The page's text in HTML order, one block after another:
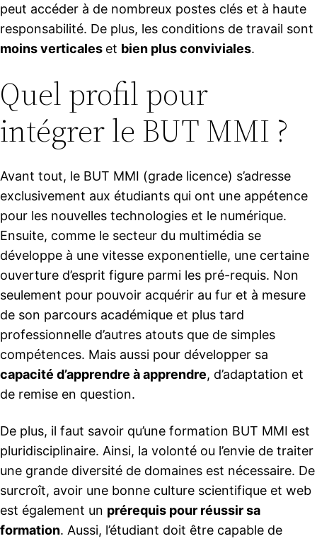
peut accéder à de nombreux postes clés et à haute
responsabilité. De plus, les conditions de travail sont
moins verticales et bien plus conviviales.
Quel profil pour
intégrer le BUT MMI ?
Avant tout, le BUT MMI (grade licence) s’adresse
exclusivement aux étudiants qui ont une appétence
pour les nouvelles technologies et le numérique.
Ensuite, comme le secteur du multimédia se
développe à une vitesse exponentielle, une certaine
ouverture d’esprit figure parmi les pré-requis. Non
seulement pour pouvoir acquérir au fur et à mesure
de son parcours académique et plus tard
professionnelle d’autres atouts que de simples
compétences. Mais aussi pour développer sa
capacité d’apprendre à apprendre, d’adaptation et
de remise en question.
De plus, il faut savoir qu’une formation BUT MMI est
pluridisciplinaire. Ainsi, la volonté ou l’envie de traiter
une grande diversité de domaines est nécessaire. De
surcroît, avoir une bonne culture scientifique et web
est également un prérequis pour réussir sa
formation. Aussi, l’étudiant doit être capable de